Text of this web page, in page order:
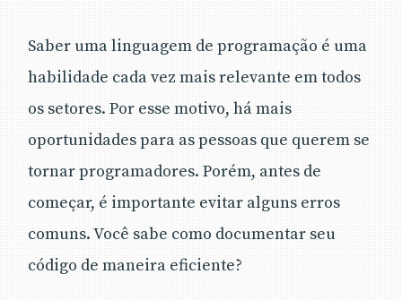
Saber uma linguagem de programação é uma
habilidade cada vez mais relevante em todos
os setores. Por esse motivo, há mais
oportunidades para as pessoas que querem se
tornar programadores. Porém, antes de
começar, é importante evitar alguns erros
comuns. Você sabe como documentar seu
código de maneira eficiente?